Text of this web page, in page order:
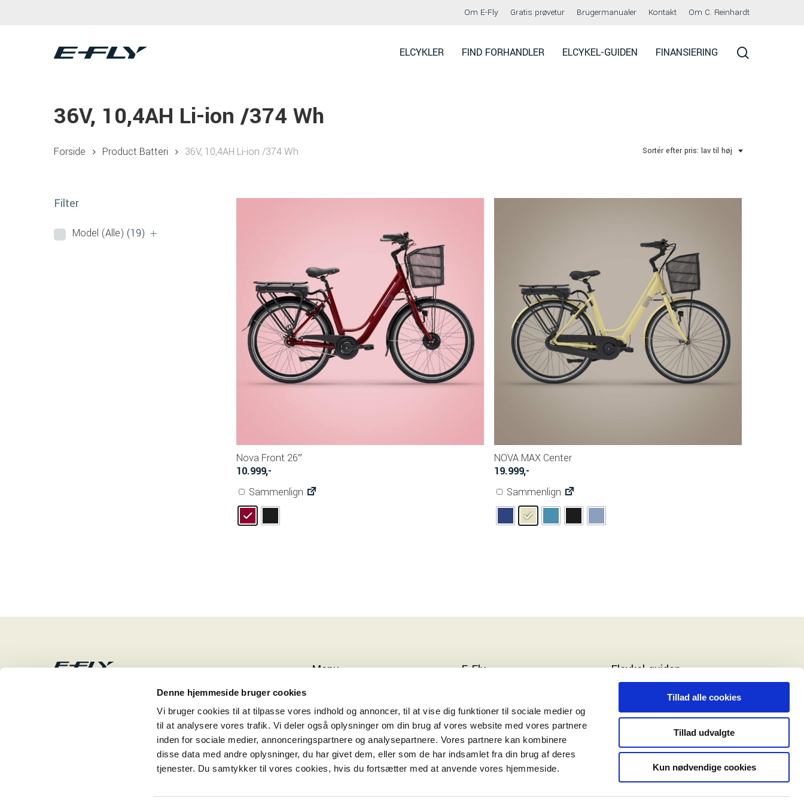
Denne hjemmeside bruger cookies
Vi bruger cookies til at tilpasse vores indhold og annoncer, til at vise dig funktioner til sociale medier og
til at analysere vores trafik. Vi deler også oplysninger om din brug af vores website med vores partnere
inden for sociale medier, annonceringspartnere og analysepartnere. Vores partnere kan kombinere
disse data med andre oplysninger, du har givet dem, eller som de har indsamlet fra din brug af deres
tjenester. Du samtykker til vores cookies, hvis du fortsætter med at anvende vores hjemmeside.
Tillad alle cookies
Tillad udvalgte
Kun nødvendige cookies
Om E-Fly Gratis prøvetur Brugermanualer Kontakt Om C. Reinhardt
ELCYKLER FIND FORHANDLER ELCYKEL-GUIDEN FINANSIERING
36V, 10,4AH Li-ion /374 Wh
Sortér efter pris: lav til høj
Forside Product Batteri 36V, 10,4AH Li-ion /374 Wh
Filter
Model (Alle) (19)
Nova Front 26″
10.999,-
Sammenlign
NOVA MAX Center
19.999,-
Sammenlign
Følg E-Fly på facebook og instagram
Menu
Find Forhandler
Finansiering
Gratis prøvetur
E-Fly
OM C. REINHARDT
KONTAKT
COOKIES
Elcykel-guiden
ELCYKEL-GUIDEN
VÆRD AT VIDE
BRUGERMANUAL
TRYGHED